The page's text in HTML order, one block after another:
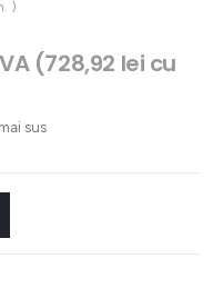
)
(728,92 lei cu
sus